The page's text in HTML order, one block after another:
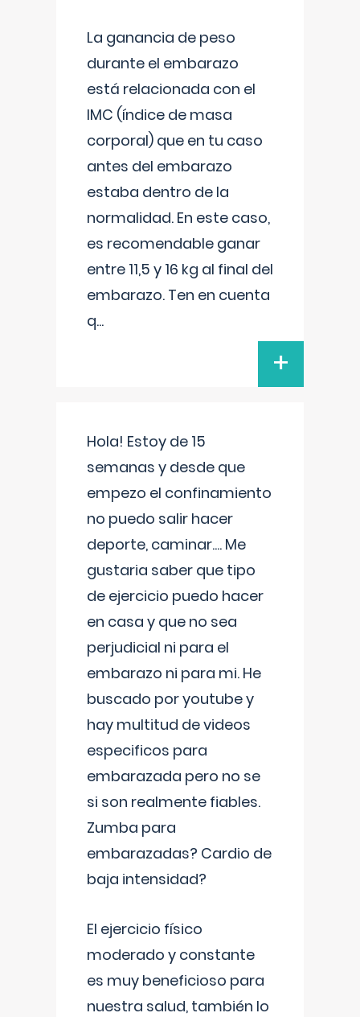
La ganancia de peso
durante el embarazo
está relacionada con el
IMC (índice de masa
corporal) que en tu caso
antes del embarazo
estaba dentro de la
normalidad. En este caso,
es recomendable ganar
entre 11,5 y 16 kg al final del
embarazo. Ten en cuenta
q...
+
Hola! Estoy de 15
semanas y desde que
empezo el confinamiento
no puedo salir hacer
deporte, caminar.... Me
gustaria saber que tipo
de ejercicio puedo hacer
en casa y que no sea
perjudicial ni para el
embarazo ni para mi. He
buscado por youtube y
hay multitud de videos
especificos para
embarazada pero no se
si son realmente fiables.
Zumba para
embarazadas? Cardio de
baja intensidad?
El ejercicio físico
moderado y constante
es muy beneficioso para
nuestra salud, también lo